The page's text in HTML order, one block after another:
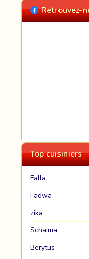
Retrouvez-
Top cuisiniers
Falla
Fadwa
zika
Schaima
Berytus